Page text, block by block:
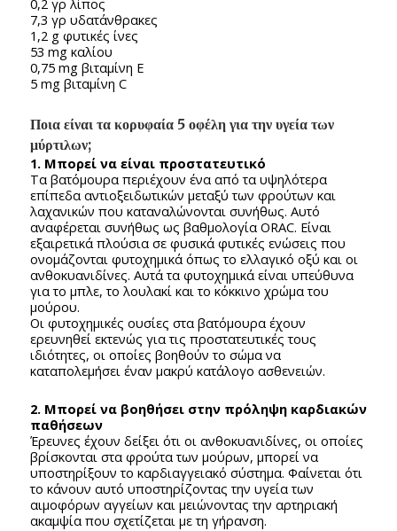
7,3 γρ υδατάνθρακες
1,2 g φυτικές ίνες
53 mg καλίου
0,75 mg βιταμίνη Ε
5 mg βιταμίνη C
Ποια είναι τα κορυφαία 5 οφέλη για την υγεία των
μύρτιλων;
1. Μπορεί να είναι προστατευτικό
Τα βατόμουρα περιέχουν ένα από τα υψηλότερα
επίπεδα αντιοξειδωτικών μεταξύ των φρούτων και
λαχανικών που καταναλώνονται συνήθως. Αυτό
αναφέρεται συνήθως ως βαθμολογία ORAC. Είναι
εξαιρετικά πλούσια σε φυσικά φυτικές ενώσεις που
ονομάζονται φυτοχημικά όπως το ελλαγικό οξύ και οι
ανθοκυανιδίνες. Αυτά τα φυτοχημικά είναι υπεύθυνα
για το μπλε, το λουλακί και το κόκκινο χρώμα του
μούρου.
Οι φυτοχημικές ουσίες στα βατόμουρα έχουν
ερευνηθεί εκτενώς για τις προστατευτικές τους
ιδιότητες, οι οποίες βοηθούν το σώμα να
καταπολεμήσει έναν μακρύ κατάλογο ασθενειών.
2. Μπορεί να βοηθήσει στην πρόληψη καρδιακών
παθήσεων
Έρευνες έχουν δείξει ότι οι ανθοκυανιδίνες, οι οποίες
βρίσκονται στα φρούτα των μούρων, μπορεί να
υποστηρίξουν το καρδιαγγειακό σύστημα. Φαίνεται ότι
το κάνουν αυτό υποστηρίζοντας την υγεία των
αιμοφόρων αγγείων και μειώνοντας την αρτηριακή
ακαμψία που σχετίζεται με τη γήρανση.